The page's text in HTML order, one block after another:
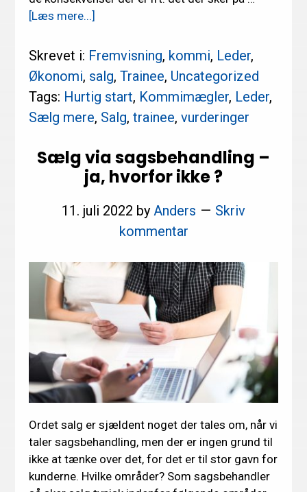
[Læs mere...]
renten
nu
?
Skrevet i: Fremvisning, kommi, Leder,
Økonomi, salg,Trainee, Uncategorized
Tags: Hurtig start, Kommimægler, Leder,
Sælg mere, Salg,trainee,vurderinger
Sælg via sagsbehandling –
ja, hvorfor ikke ?
11. juli 2022 by Anders
Skriv
kommentar
Ordet salg er sjældent noget der tales om, når vi
taler sagsbehandling, men der er ingen grund til
ikke at tænke over det, for det er til stor gavn for
kunderne. Hvilke områder? Som sagsbehandler